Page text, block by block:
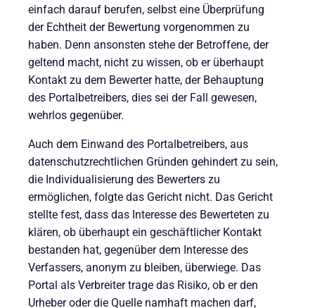
einfach darauf berufen, selbst eine Überprüfung
der Echtheit der Bewertung vorgenommen zu
haben. Denn ansonsten stehe der Betroffene, der
geltend macht, nicht zu wissen, ob er überhaupt
Kontakt zu dem Bewerter hatte, der Behauptung
des Portalbetreibers, dies sei der Fall gewesen,
wehrlos gegenüber.
Auch dem Einwand des Portalbetreibers, aus
datenschutzrechtlichen Gründen gehindert zu sein,
die Individualisierung des Bewerters zu
ermöglichen, folgte das Gericht nicht. Das Gericht
stellte fest, dass das Interesse des Bewerteten zu
klären, ob überhaupt ein geschäftlicher Kontakt
bestanden hat, gegenüber dem Interesse des
Verfassers, anonym zu bleiben, überwiege. Das
Portal als Verbreiter trage das Risiko, ob er den
Urheber oder die Quelle namhaft machen darf,